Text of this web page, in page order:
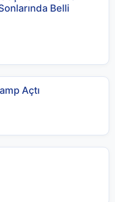
Belli
Açtı